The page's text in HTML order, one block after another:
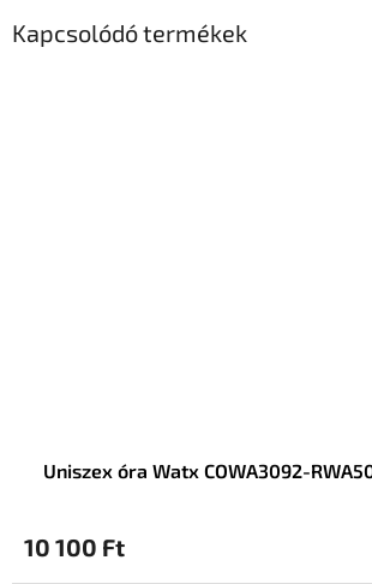
Kapcsolódó termékek
Uniszex óra Watx COWA3092-
10 100 Ft